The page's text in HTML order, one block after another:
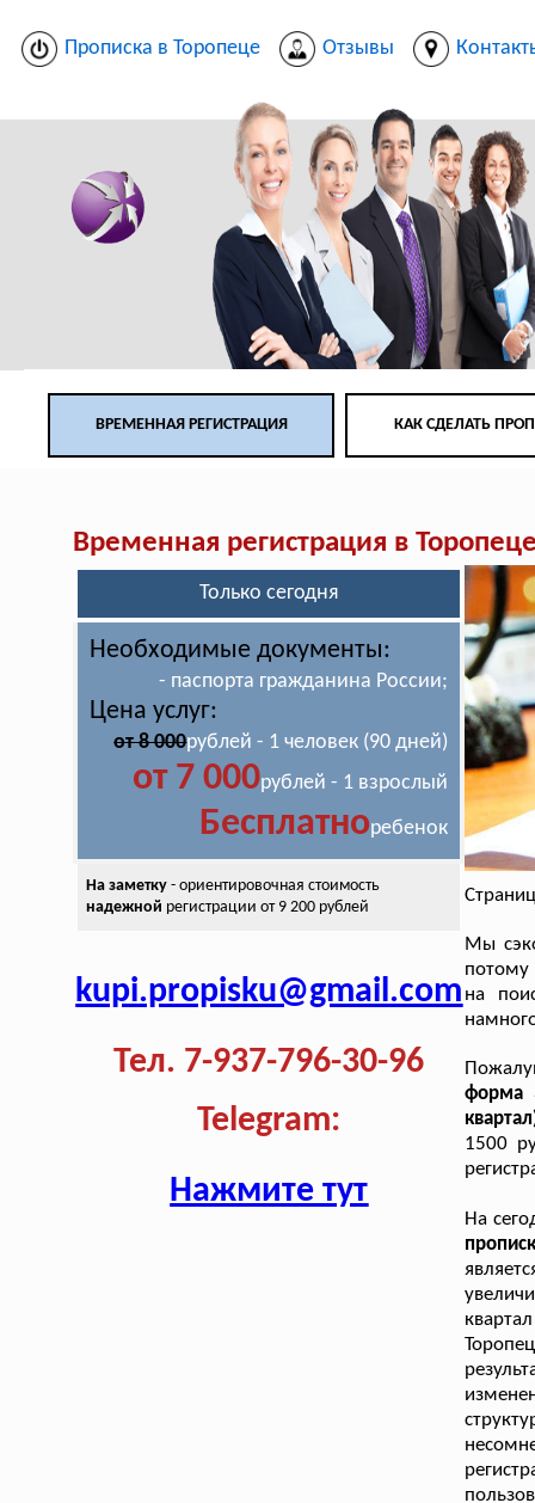
Прописка в Торопеце Отзывы
ВРЕМЕННАЯ РЕГИСТРАЦИЯ КАК СДЕЛАТЬ
Временная регистрация в
Только сегодня
Необходимые документы:
- паспорта гражданина России;
Цена услуг:
от 8 000рублей - 1 человек (90 дней)
от 7 000рублей - 1 взрослый
Бесплатноребенок
На заметку- ориентировочная стоимость
надежной регистрации от 9 200 рублей
kupi.propisku@gmail.com
Тел. 7-937-796-30-96
Telegram:
Нажмите тут
Мы
потому
на
форма
1500
На